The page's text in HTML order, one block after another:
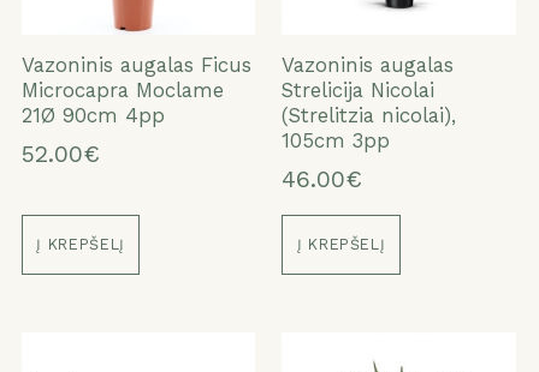
Vazoninis augalas Ficus
Microcapra Moclame
21Ø 90cm 4pp
52.00€
Į KREPŠELĮ
Vazoninis augalas
Strelicija Nicolai
(Strelitzia nicolai),
105cm 3pp
46.00€
Į KREPŠELĮ